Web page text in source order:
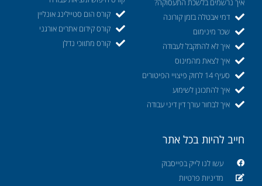
דמי אבטלה בזמן קורונה
שכר מינימום
איך לא להתקבל לעבודה
איך לצאת מהמינוס
סעיף 14 לחוק פיצויי הפיטורים
איך להתכונן לשימוע
איך לבחור עורך דין דיני עבודה
קורס הום סטיילינג אונליין
קורס קידום אתרים אורגני
קורס מתווכי נדלן
חייב להיות בכל אתר
עשו לנו לייק בפייסבוק
מדיניות פרטיות